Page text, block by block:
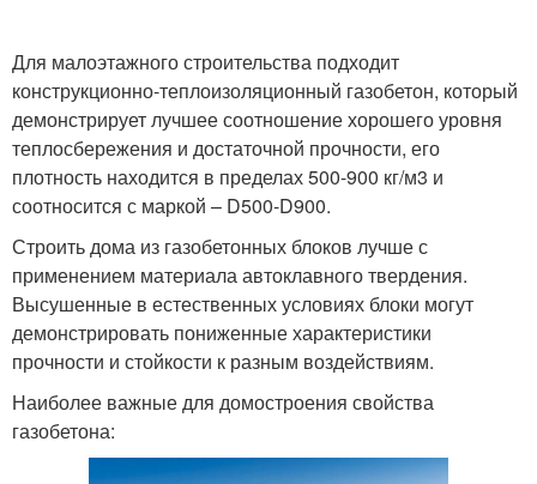
Для малоэтажного строительства подходит
конструкционно-теплоизоляционный газобетон, который
демонстрирует лучшее соотношение хорошего уровня
теплосбережения и достаточной прочности, его
плотность находится в пределах 500-900 кг/м3 и
соотносится с маркой – D500-D900.
Строить дома из газобетонных блоков лучше с
применением материала автоклавного твердения.
Высушенные в естественных условиях блоки могут
демонстрировать пониженные характеристики
прочности и стойкости к разным воздействиям.
Наиболее важные для домостроения свойства
газобетона: